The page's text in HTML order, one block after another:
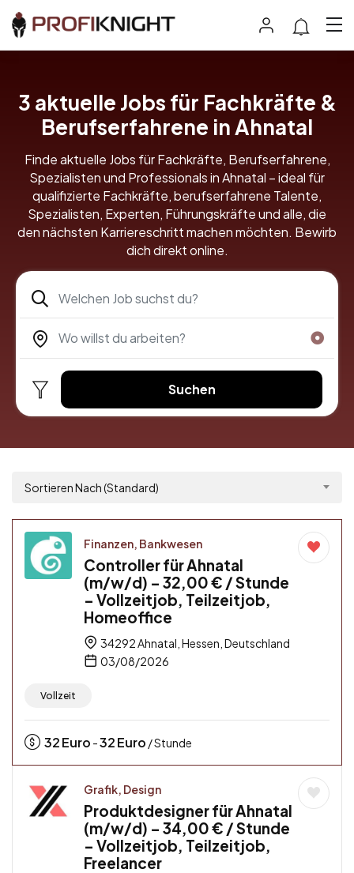
3 aktuelle Jobs für Fachkräfte &
Berufserfahrene in Ahnatal
Finde aktuelle Jobs für Fachkräfte, Berufserfahrene,
Spezialisten und Professionals in Ahnatal – ideal für
qualifizierte Fachkräfte, berufserfahrene Talente,
Spezialisten, Experten, Führungskräfte und alle, die
den nächsten Karriereschritt machen möchten. Bewirb
dich direkt online.
Suchen
Sortieren Nach (Standard)
Finanzen, Bankwesen
Controller für Ahnatal
(m/w/d) – 32,00 € / Stunde
– Vollzeitjob, Teilzeitjob,
Homeoffice
34292 Ahnatal, Hessen, Deutschland
03/08/2026
Vollzeit
32Euro -32Euro / Stunde
Grafik, Design
Produktdesigner für Ahnatal
(m/w/d) – 34,00 € / Stunde
– Vollzeitjob, Teilzeitjob,
Freelancer